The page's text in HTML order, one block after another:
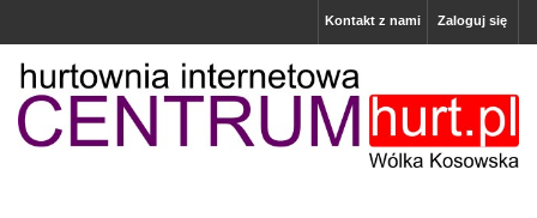
Zaloguj się
Kontakt z nami